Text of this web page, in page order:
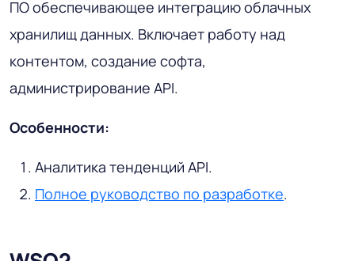
ПО обеспечивающее интеграцию облачных
хранилищ данных. Включает работу над
контентом, создание софта,
администрирование API.
Особенности:
Аналитика тенденций API.
Полное руководство по разработке.